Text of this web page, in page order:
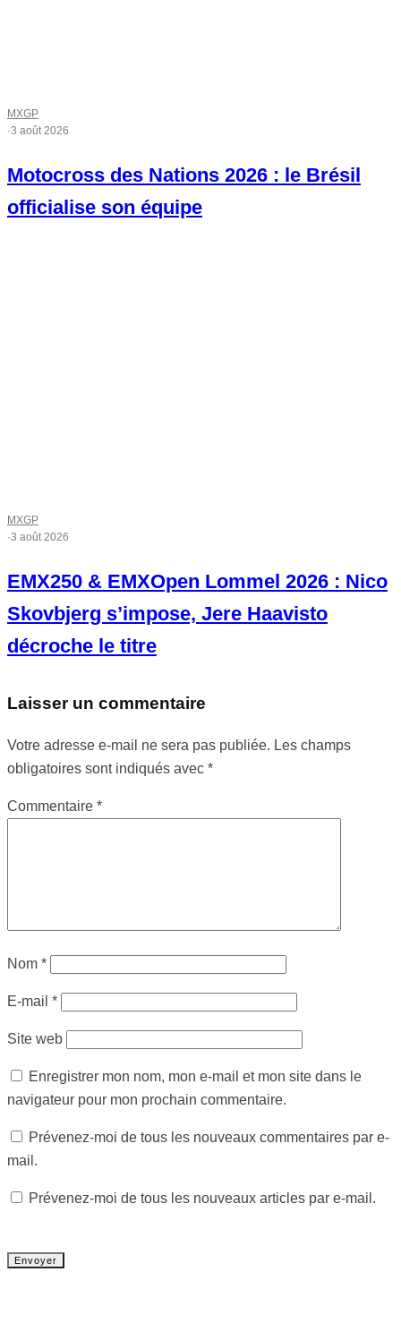
MXGP
·3 août 2026
Motocross des Nations 2026 : le Brésil
officialise son équipe
MXGP
·3 août 2026
EMX250 & EMXOpen Lommel 2026 : Nico
Skovbjerg s’impose, Jere Haavisto
décroche le titre
Laisser un commentaire
Votre adresse e-mail ne sera pas publiée. Les champs
obligatoires sont indiqués avec *
Commentaire *
Nom *
E-mail *
Site web
Enregistrer mon nom, mon e-mail et mon site dans le
navigateur pour mon prochain commentaire.
Prévenez-moi de tous les nouveaux commentaires par e-
mail.
Prévenez-moi de tous les nouveaux articles par e-mail.